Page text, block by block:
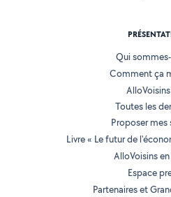
Qui
Comment ça
Toutes les
Proposer mes
Livre « Le futur de
AlloVoisins
Espace
Partenaires et